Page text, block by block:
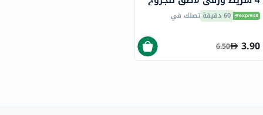
12.5 × 5 متر 60 دقيقة تصلك في
3.90
6.50